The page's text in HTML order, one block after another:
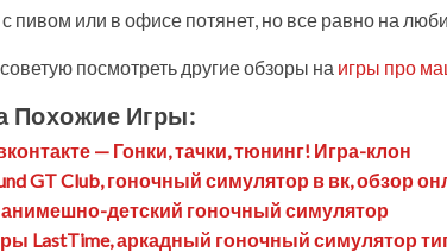
пивом или в офисе потянет, но все равно на
посмотреть другие обзоры на игры про
Похожие Игры:
— Гонки, тачки, тюнинг! Игра-клон
GT Club, гоночный симулятор в вк, обзор
анимешно-детский гоночный симулятор
LastTime, аркадный гоночный симулятор